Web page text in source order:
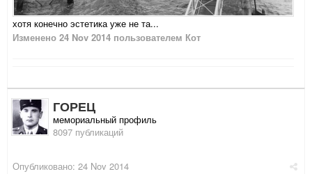
хотя конечно эстетика уже не та...
Изменено 24 Nov 2014 пользователем Кот
ГОРЕЦ
мемориальный профиль
8097 публикаций
Опубликовано: 24 Nov 2014